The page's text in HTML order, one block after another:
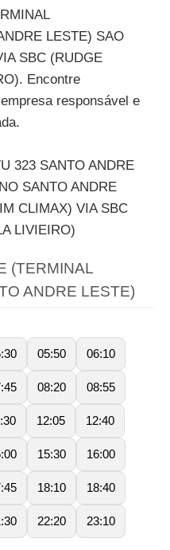
LESTE) SAO
SBC (RUDGE
Encontre
responsável e
323 SANTO ANDRE
SANTO ANDRE
CLIMAX) VIA SBC
LIVIEIRO)
(TERMINAL
ANDRE LESTE)
05:50 06:10
08:20 08:55
12:05 12:40
15:30 16:00
18:10 18:40
22:20 23:10